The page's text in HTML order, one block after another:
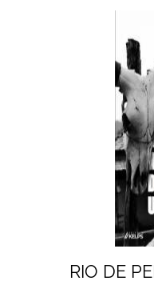
RIO DE